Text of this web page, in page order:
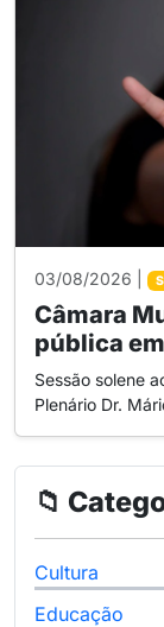
03/08/2026 |
Câmara
pública
Sessão solene
Plenário Dr.
📁
Cultura
Educação